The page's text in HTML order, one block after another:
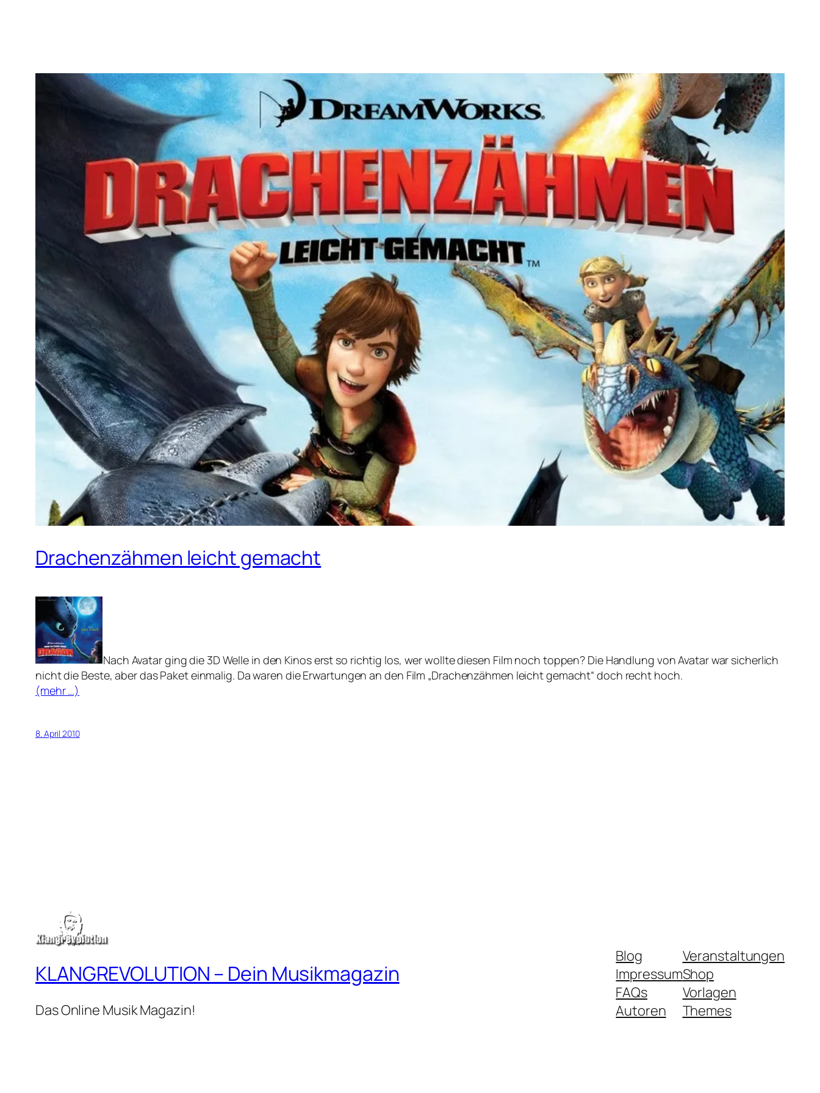
Drachenzähmen leicht gemacht
Nach Avatar ging die 3D Welle in den Kinos erst so richtig los, wer wollte diesen Film noch toppen? Die Handlung von Avatar war sicherlich
nicht die Beste, aber das Paket einmalig. Da waren die Erwartungen an den Film „Drachenzähmen leicht gemacht“ doch recht hoch.
(mehr …)
8. April 2010
KLANGREVOLUTION – Dein Musikmagazin
Das Online Musik Magazin!
Blog
Impressum
FAQs
Autoren
Veranstaltungen
Shop
Vorlagen
Themes